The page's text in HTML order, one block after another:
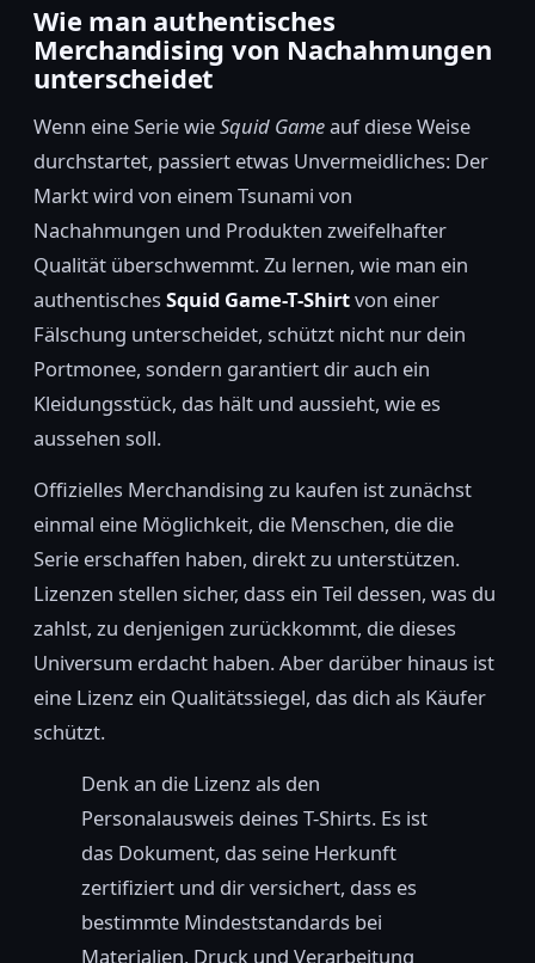
Wie man authentisches
Merchandising von Nachahmungen
unterscheidet
Wenn eine Serie wieSquid Gameauf diese Weise
durchstartet, passiert etwas Unvermeidliches: Der
Markt wird von einem Tsunami von
Nachahmungen und Produkten zweifelhafter
Qualität überschwemmt. Zu lernen, wie man ein
authentisches Squid Game-T-Shirtvon einer
Fälschung unterscheidet, schützt nicht nur dein
Portmonee, sondern garantiert dir auch ein
Kleidungsstück, das hält und aussieht, wie es
aussehen soll.
Offizielles Merchandising zu kaufen ist zunächst
einmal eine Möglichkeit, die Menschen, die die
Serie erschaffen haben, direkt zu unterstützen.
Lizenzen stellen sicher, dass ein Teil dessen, was du
zahlst, zu denjenigen zurückkommt, die dieses
Universum erdacht haben. Aber darüber hinaus ist
eine Lizenz ein Qualitätssiegel, das dich als Käufer
schützt.
Denk an die Lizenz als den
Personalausweis deines T-Shirts. Es ist
das Dokument, das seine Herkunft
zertifiziert und dir versichert, dass es
bestimmte Mindeststandards bei
Materialien, Druck und Verarbeitung